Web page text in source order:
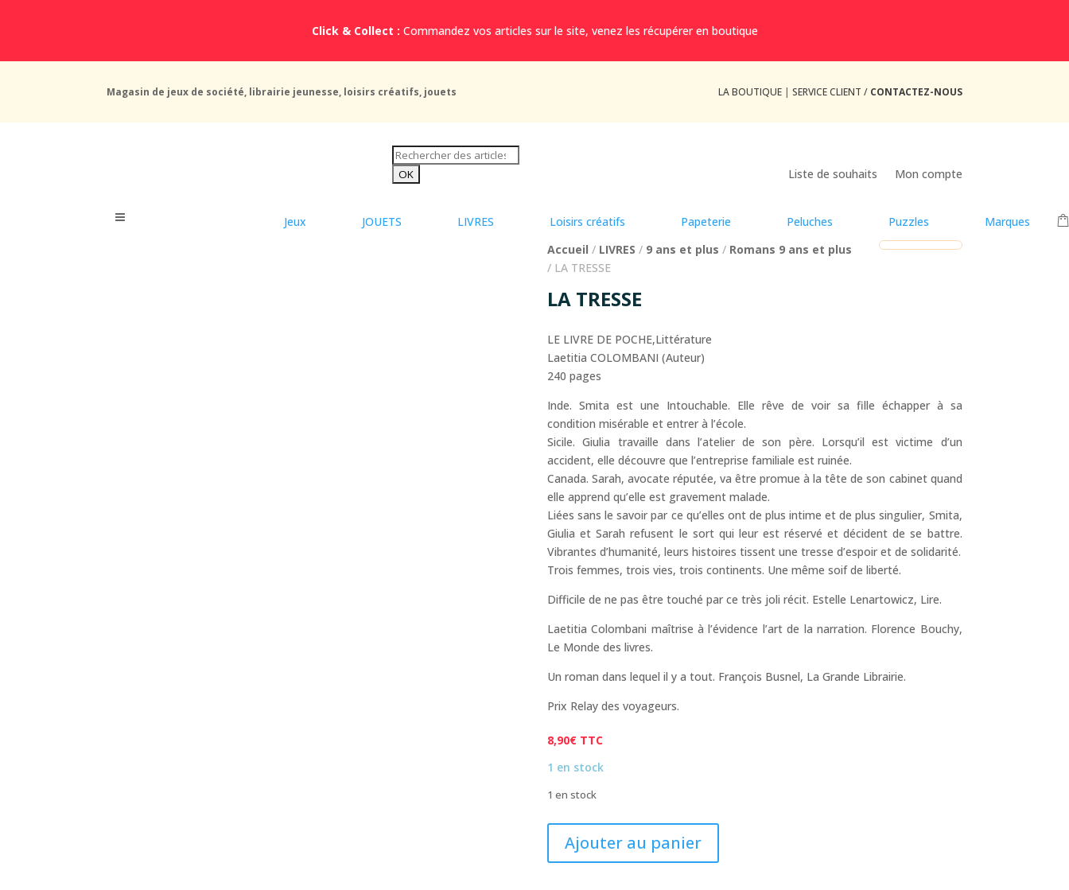
Click & Collect : Commandez vos articles sur le site, venez les récupérer en boutique
Magasin de jeux de société, librairie jeunesse, loisirs créatifs, jouets LA BOUTIQUE| SERVICE CLIENT / CONTACTEZ-NOUS
Liste de souhaits Mon compte
Jeux JOUETS LIVRES Loisirs créatifs Papeterie Peluches Puzzles
Marques
Accueil / LIVRES / 9 ans et plus / Romans 9 ans et plus
/ LA TRESSE
LA TRESSE
LE LIVRE DE POCHE,Littérature
Laetitia COLOMBANI (Auteur)
240 pages
Inde. Smita est une Intouchable. Elle rêve de voir sa fille échapper à sa
condition misérable et entrer à l’école.
Sicile. Giulia travaille dans l’atelier de son père. Lorsqu’il est victime d’un
accident, elle découvre que l’entreprise familiale est ruinée.
Canada. Sarah, avocate réputée, va être promue à la tête de son cabinet quand
elle apprend qu’elle est gravement malade.
Liées sans le savoir par ce qu’elles ont de plus intime et de plus singulier, Smita,
Giulia et Sarah refusent le sort qui leur est réservé et décident de se battre.
Vibrantes d’humanité, leurs histoires tissent une tresse d’espoir et de solidarité.
Trois femmes, trois vies, trois continents. Une même soif de liberté.
Difficile de ne pas être touché par ce très joli récit. Estelle Lenartowicz, Lire.
Laetitia Colombani maîtrise à l’évidence l’art de la narration. Florence Bouchy,
Le Monde des livres.
Un roman dans lequel il y a tout. François Busnel, La Grande Librairie.
Prix Relay des voyageurs.
8,90€ TTC
1 en stock
1 en stock
LA
Ajouter au panier